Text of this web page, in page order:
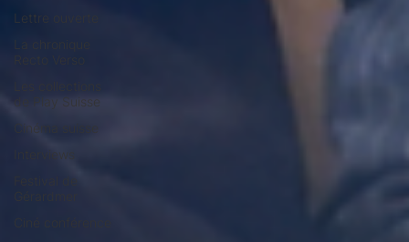
Lettre ouverte
de Play Suisse
Cinéma suisse
Interviews